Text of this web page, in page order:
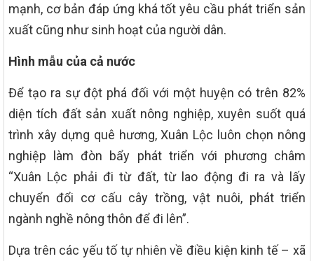
mạnh, cơ bản đáp ứng khá tốt yêu cầu phát triển sản
xuất cũng như sinh hoạt của người dân.
Hình mẫu của cả nước
Để tạo ra sự đột phá đối với một huyện có trên 82%
diện tích đất sản xuất nông nghiệp, xuyên suốt quá
trình xây dựng quê hương, Xuân Lộc luôn chọn nông
nghiệp làm đòn bẩy phát triển với phương châm
“Xuân Lộc phải đi từ đất, từ lao động đi ra và lấy
chuyển đổi cơ cấu cây trồng, vật nuôi, phát triển
ngành nghề nông thôn để đi lên”.
Dựa trên các yếu tố tự nhiên về điều kiện kinh tế – xã